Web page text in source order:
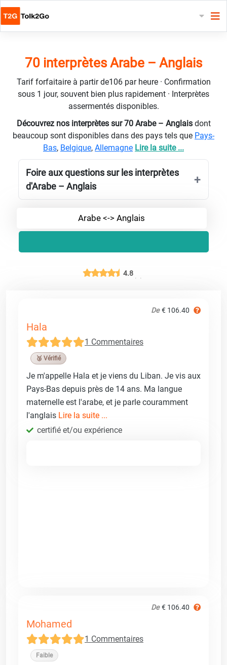
70 interprètes Arabe – Anglais
Tarif forfaitaire à partir de106 par heure · Confirmation
sous 1 jour, souvent bien plus rapidement · Interprètes
assermentés disponibles.
Découvrez nos interprètes sur 70 Arabe – Anglais dont
beaucoup sont disponibles dans des pays tels que Pays-
Bas, Belgique, Allemagne Lire la suite ...
Foire aux questions sur les interprètes
d'Arabe – Anglais
Arabe <-> Anglais
4.8
De € 106.40
Hala
1 Commentaires
🥉 Vérifié
Je m'appelle Hala et je viens du Liban. Je vis aux
Pays-Bas depuis près de 14 ans. Ma langue
maternelle est l'arabe, et je parle couramment
l'anglais Lire la suite ...
certifié et/ou expérience
De € 106.40
Mohamed
1 Commentaires
Faible